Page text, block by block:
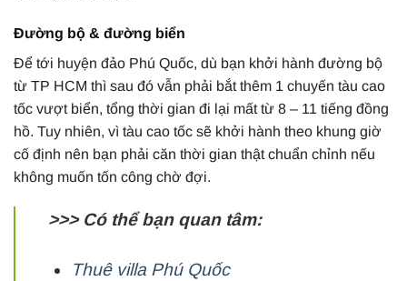
Đường bộ & đường biển
Để tới huyện đảo Phú Quốc, dù bạn khởi hành đường bộ
từ TP HCM thì sau đó vẫn phải bắt thêm 1 chuyến tàu cao
tốc vượt biển, tổng thời gian đi lại mất từ 8 – 11 tiếng đồng
hồ. Tuy nhiên, vì tàu cao tốc sẽ khởi hành theo khung giờ
cố định nên bạn phải căn thời gian thật chuẩn chỉnh nếu
không muốn tốn công chờ đợi.
>>> Có thể bạn quan tâm:
Thuê villa Phú Quốc